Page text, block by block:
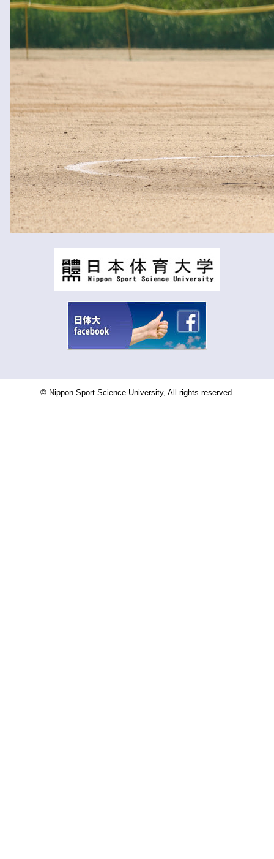
© Nippon Sport Science University, All rights reserved.